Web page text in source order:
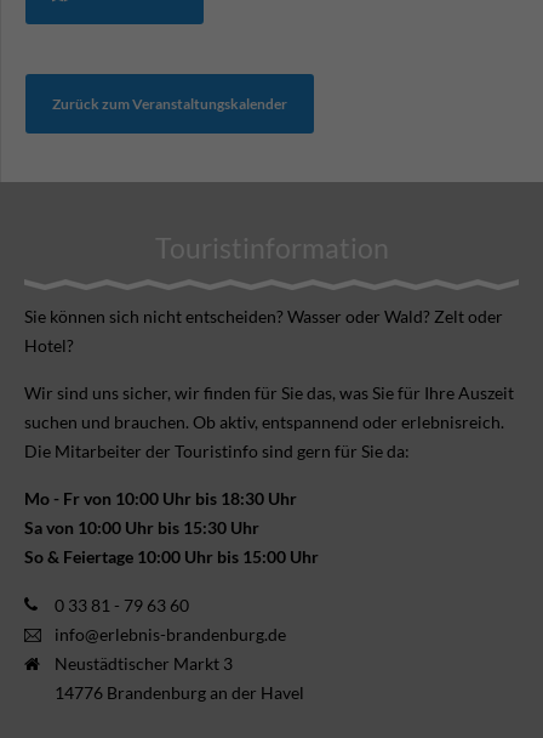
Zurück zum Veranstaltungskalender
Touristinformation
Sie können sich nicht ent­scheiden? Wasser oder Wald? Zelt oder
Hotel?
Wir sind uns sicher, wir finden für Sie das, was Sie für Ihre Aus­zeit
suchen und brauchen. Ob aktiv, ent­spannend oder erlebnis­reich.
Die Mitarbeiter der Touristinfo sind gern für Sie da:
Mo - Fr von 10:00 Uhr bis 18:30 Uhr
Sa von 10:00 Uhr bis 15:30 Uhr
So & Feiertage 10:00 Uhr bis 15:00 Uhr
0 33 81 - 79 63 60
info@erlebnis-brandenburg.de
Neustädtischer Markt 3
14776 Brandenburg an der Havel